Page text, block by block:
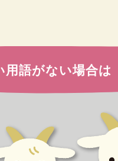
用語がない場合は